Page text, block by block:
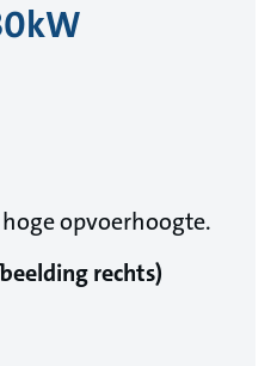
opvoerhoogte.
rechts)